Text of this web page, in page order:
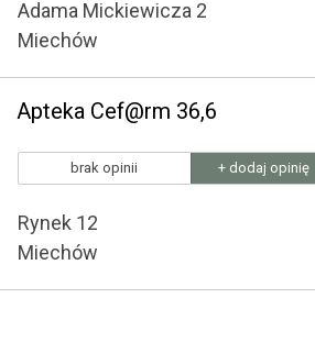
Adama Mickiewicza 2
Miechów
Apteka Cef@rm 36,6
brak opinii + dodaj opinię
Rynek 12
Miechów